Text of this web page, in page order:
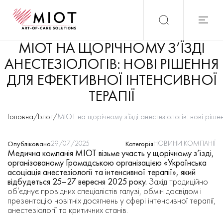
МІОТ НА ЩОРІЧНОМУ З’ЇЗДІ
АНЕСТЕЗІОЛОГІВ: НОВІ РІШЕННЯ
ДЛЯ ЕФЕКТИВНОЇ ІНТЕНСИВНОЇ
ТЕРАПІЇ
Головна/Блог/МІОТ на щорічному з’їзді анестезіологів: нові
Медична компанія МІОТ візьме участь у щорічному з’їзді,
організованому Громадською організацією «Українська
асоціація анестезіології та інтенсивної терапії», який
відбудеться 25–27 вересня 2025 року. Захід традиційно
об’єднує провідних спеціалістів галузі, обмін досвідом і
презентацію новітніх досягнень у сфері інтенсивної терапії,
анестезіології та критичних станів.
Опубліковано29/07/2025 КатегоріяНОВИНИ КОМПАНІЇ